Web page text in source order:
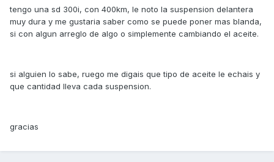
tengo una sd 300i, con 400km, le noto la suspension delantera
muy dura y me gustaria saber como se puede poner mas blanda,
si con algun arreglo de algo o simplemente cambiando el aceite.
si alguien lo sabe, ruego me digais que tipo de aceite le echais y
que cantidad lleva cada suspension.
gracias